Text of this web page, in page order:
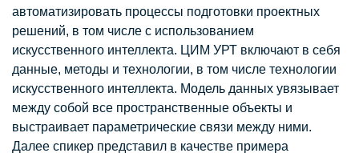
автоматизировать процессы подготовки проектных
решений, в том числе с использованием
искусственного интеллекта. ЦИМ УРТ включают в себя
данные, методы и технологии, в том числе технологии
искусственного интеллекта. Модель данных увязывает
между собой все пространственные объекты и
выстраивает параметрические связи между ними.
Далее спикер представил в качестве примера